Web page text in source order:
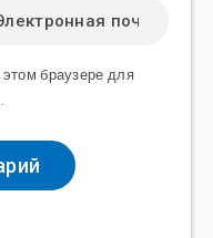
браузере для